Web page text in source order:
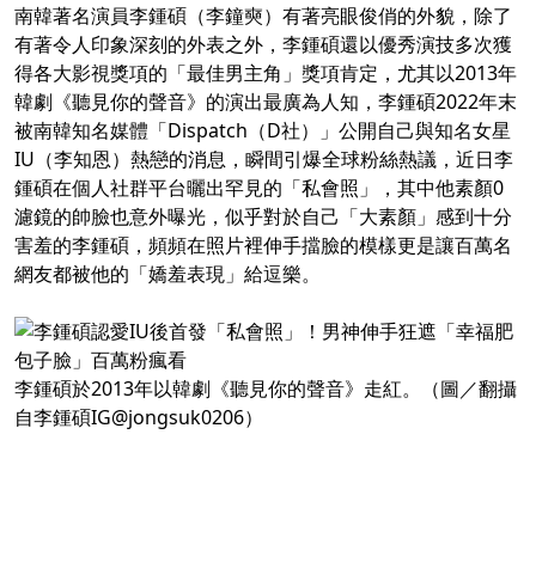
南韓著名演員李鍾碩（李鐘奭）有著亮眼俊俏的外貌，除了
有著令人印象深刻的外表之外，李鍾碩還以優秀演技多次獲
得各大影視獎項的「最佳男主角」獎項肯定，尤其以2013年
韓劇《聽見你的聲音》的演出最廣為人知，李鍾碩2022年末
被南韓知名媒體「Dispatch（D社）」公開自己與知名女星
IU（李知恩）熱戀的消息，瞬間引爆全球粉絲熱議，近日李
鍾碩在個人社群平台曬出罕見的「私會照」，其中他素顏0
濾鏡的帥臉也意外曝光，似乎對於自己「大素顏」感到十分
害羞的李鍾碩，頻頻在照片裡伸手擋臉的模樣更是讓百萬名
網友都被他的「嬌羞表現」給逗樂。
李鍾碩於2013年以韓劇《聽見你的聲音》走紅。（圖／翻攝
自李鍾碩IG@jongsuk0206）